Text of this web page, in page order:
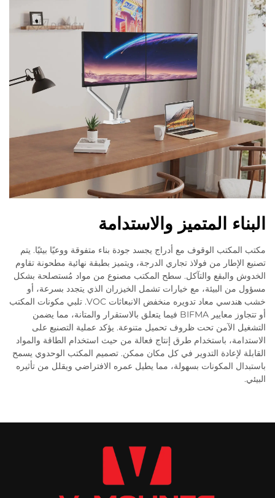
البناء المتميز والاستدامة
مكتب المكتب الوقوف مع أدراج يجسد جودة بناء متفوقة ووعيًا بيئيًا. يتم
تصنيع الإطار من فولاذ تجاري الدرجة، ويتميز بطبقة نهائية مطحونة تقاوم
الخدوش والبقع والتآكل. سطح المكتب مصنوع من مواد مُستصلحة بشكل
مسؤول من البيئة، مع خيارات تشمل الخيزران الذي يتجدد بسرعة، أو
خشب هندسي معاد تدويره منخفض الانبعاثات VOC. تلبي مكونات المكتب
أو تتجاوز معايير BIFMA فيما يتعلق بالاستقرار والمتانة، مما يضمن
التشغيل الآمن تحت ظروف تحميل متنوعة. يؤكد عملية التصنيع على
الاستدامة، باستخدام طرق إنتاج فعالة من حيث استخدام الطاقة والمواد
القابلة لإعادة التدوير في كل مكان ممكن. تصميم المكتب الوحدوي يسمح
باستبدال المكونات بسهولة، مما يطيل عمره الافتراضي ويقلل من تأثيره
البيئي.